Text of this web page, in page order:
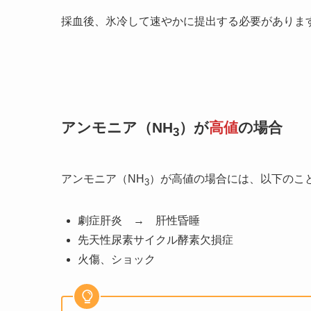
採血後、氷冷して速やかに提出する必要がありま
アンモニア（NH3）が高値の場合
アンモニア（NH 3）が高値の場合には、以下のこ
劇症肝炎 → 肝性昏睡
先天性尿素サイクル酵素欠損症
火傷、ショック